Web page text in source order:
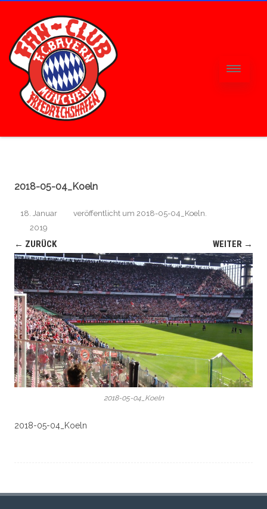
2018-05-04_Koeln
veröffentlicht
18. Januar
2019
um 2018-05-04_Koeln.
← ZURÜCK WEITER →
2018-05-04_Koeln
2018-05-04_Koeln